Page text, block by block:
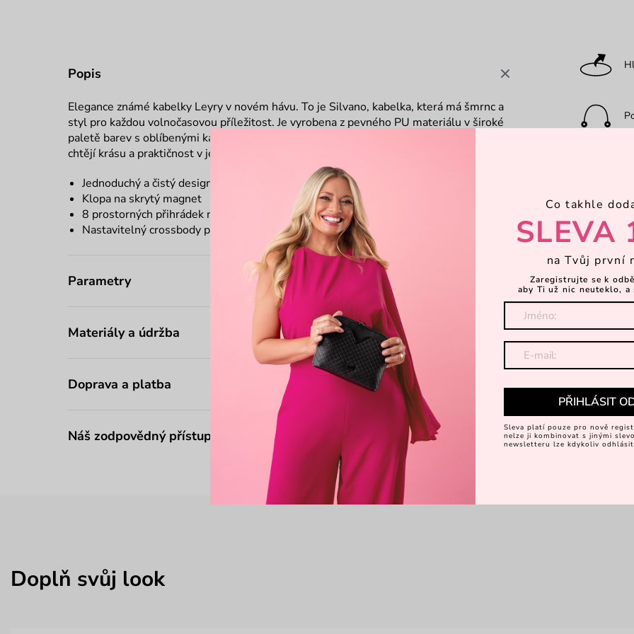
Popis
Elegance známé kabelky Leyry v novém hávu. To je Silvano, kabelka, která má šmrnc a
styl pro každou volnočasovou příležitost. Je vyrobena z pevného PU materiálu v široké
paletě barev s oblíbenými kapsičkami na karty uvnitř. Ideální parťačka pro ženy, které
chtějí krásu a praktičnost v jednom. Už jsi připravena na komplimenty?
Jednoduchý a čistý design
Klopa na skrytý magnet
8 prostorných přihrádek na karty
Nastavitelný crossbody popruh
Parametry
Materiály a údržba
Doprava a platba
Náš zodpovědný přístup
Doplň svůj look
Co takhle
SLEVA
na Tvůj první
Zaregistrujte se k
aby Ti už nic neuteklo, a
PŘIHLÁSIT
Sleva platí pouze pro nově
nelze ji kombinovat s jinými
newsletteru lze kdykoliv